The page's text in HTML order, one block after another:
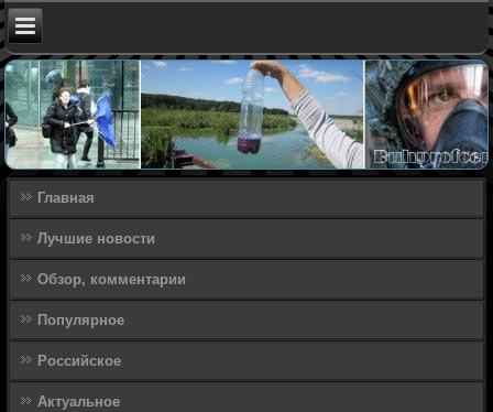
Главная
Лучшие новости
Обзор, комментарии
Популярное
Российское
Актуальное